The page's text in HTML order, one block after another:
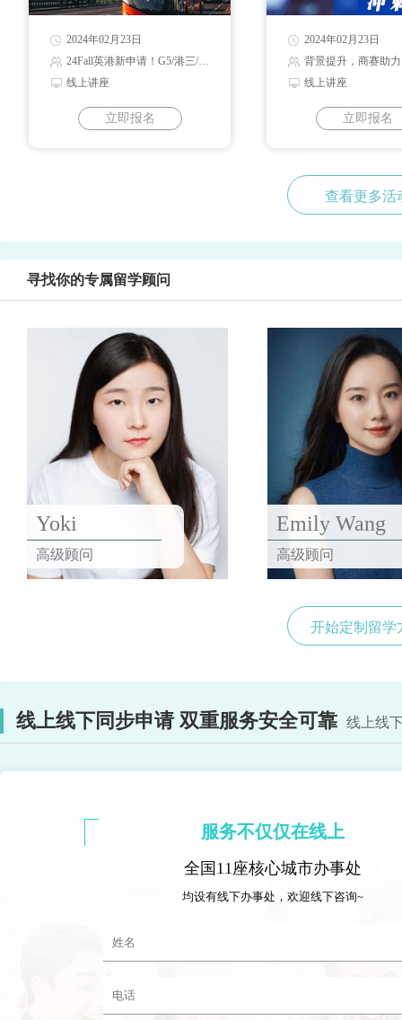
2024年02月23日
24Fall英港新申请！G5/港三/新二录取解读
线上讲座
立即报名
2024年02月23日
背景提升，商赛助力
线上讲座
立即报名
查看更多活
寻找你的专属留学顾问
Yoki
高级顾问
Emily Wang
高级顾问
开始定制留学
线上线下同步申请 双重服务安全可靠 线上线
服务不仅仅在线上
全国11座核心城市办事处
均设有线下办事处，欢迎线下咨询~